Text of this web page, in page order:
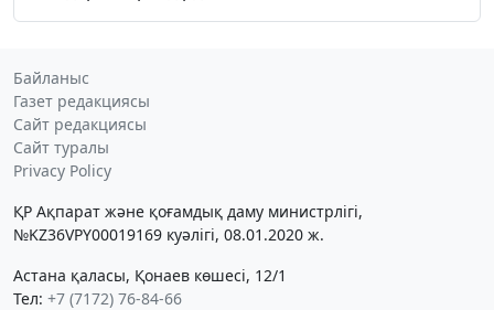
Байланыс
Газет редакциясы
Сайт редакциясы
Сайт туралы
Privacy Policy
ҚР Ақпарат және қоғамдық даму министрлігі,
№KZ36VPY00019169 куәлігі, 08.01.2020 ж.
Астана қаласы, Қонаев көшесі, 12/1
Тел: +7 (7172) 76-84-66